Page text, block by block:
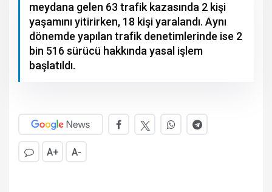
meydana gelen 63 trafik kazasında 2 kişi
yaşamını yitirirken, 18 kişi yaralandı. Aynı
dönemde yapılan trafik denetimlerinde ise 2
bin 516 sürücü hakkında yasal işlem
başlatıldı.
A+ A-